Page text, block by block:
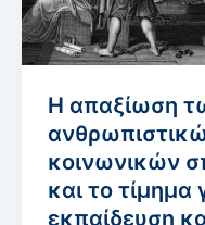
Η απαξίωση
κοινωνικών
και το τίμημα
εκπαίδευση